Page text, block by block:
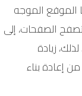
الموقع الموجه
تصفح الصفحات، إلى
زيادة
من إعادة بناء